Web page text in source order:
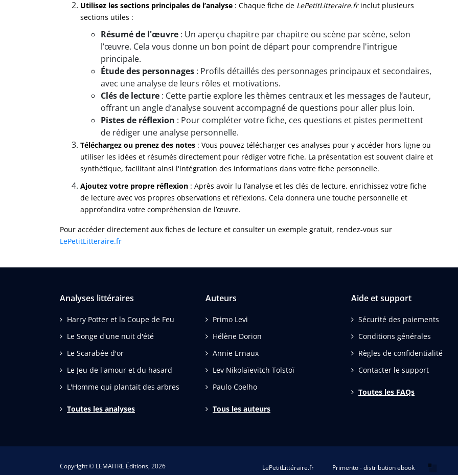
Utilisez les sections principales de l’analyse : Chaque fiche de LePetitLitteraire.frinclut plusieurs
sections utiles :
Résumé de l'œuvre : Un aperçu chapitre par chapitre ou scène par scène, selon
l’œuvre. Cela vous donne un bon point de départ pour comprendre l'intrigue
principale.
Étude des personnages : Profils détaillés des personnages principaux et secondaires,
avec une analyse de leurs rôles et motivations.
Clés de lecture : Cette partie explore les thèmes centraux et les messages de l’auteur,
offrant un angle d’analyse souvent accompagné de questions pour aller plus loin.
Pistes de réflexion : Pour compléter votre fiche, ces questions et pistes permettent
de rédiger une analyse personnelle.
Téléchargez ou prenez des notes : Vous pouvez télécharger ces analyses pour y accéder hors ligne ou
utiliser les idées et résumés directement pour rédiger votre fiche. La présentation est souvent claire et
synthétique, facilitant ainsi l'intégration des informations dans votre fiche personnelle.
Ajoutez votre propre réflexion : Après avoir lu l’analyse et les clés de lecture, enrichissez votre fiche
de lecture avec vos propres observations et réflexions. Cela donnera une touche personnelle et
approfondira votre compréhension de l’œuvre.
Pour accéder directement aux fiches de lecture et consulter un exemple gratuit, rendez-vous sur
LePetitLitteraire.fr
Analyses littéraires
Harry Potter et la Coupe de Feu
Le Songe d'une nuit d'été
Le Scarabée d'or
Le Jeu de l'amour et du hasard
L'Homme qui plantait des arbres
Toutes les analyses
Auteurs
Primo Levi
Hélène Dorion
Annie Ernaux
Lev Nikolaïevitch Tolstoï
Paulo Coelho
Tous les auteurs
Aide et support
Sécurité des paiements
Conditions générales
Règles de confidentialité
Contacter le support
Toutes les FAQs
Copyright © LEMAITRE Éditions, 2026 LePetitLittéraire.fr Primento - distribution ebook